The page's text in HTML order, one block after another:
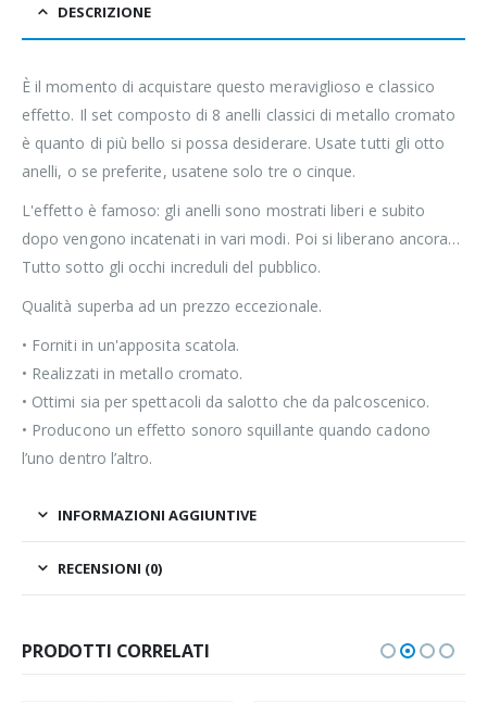
DESCRIZIONE
È il momento di acquistare questo meraviglioso e classico
effetto. Il set composto di 8 anelli classici di metallo cromato
è quanto di più bello si possa desiderare. Usate tutti gli otto
anelli, o se preferite, usatene solo tre o cinque.
L'effetto è famoso: gli anelli sono mostrati liberi e subito
dopo vengono incatenati in vari modi. Poi si liberano ancora…
Tutto sotto gli occhi increduli del pubblico.
Qualità superba ad un prezzo eccezionale.
• Forniti in un'apposita scatola.
• Realizzati in metallo cromato.
• Ottimi sia per spettacoli da salotto che da palcoscenico.
• Producono un effetto sonoro squillante quando cadono
l’uno dentro l’altro.
INFORMAZIONI AGGIUNTIVE
RECENSIONI (0)
PRODOTTI CORRELATI